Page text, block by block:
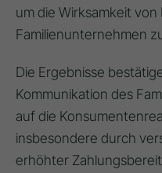
um die Wirksamkeit
Familienunternehmen
Die Ergebnisse
Kommunikation des
auf die
insbesondere durch
erhöhter